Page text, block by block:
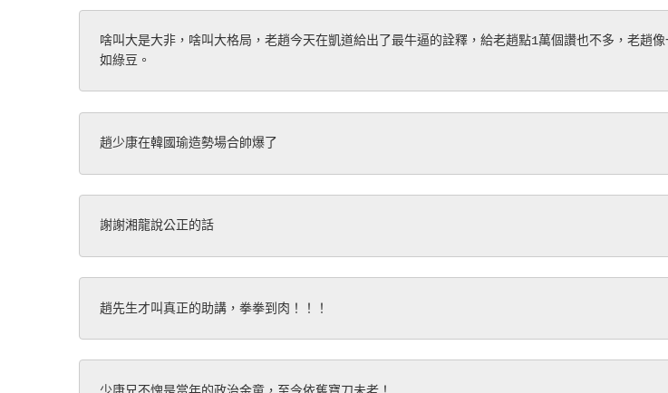
啥叫大是大非，啥叫大格局，老趙今天在凱道給出了最牛逼的詮釋，給老趙點1萬個讚也不多，老趙
如綠豆。
趙少康在韓國瑜造勢場合帥爆了
謝謝湘龍說公正的話
趙先生才叫真正的助講，拳拳到肉！！！